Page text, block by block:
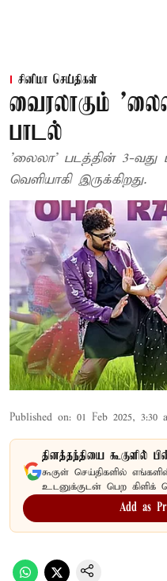
சினிமா செய்திகள்
வைரலாகும்
பாடல்
'லைலா' படத்தின் 3-
வெளியாகி இருக்கிறது.
Published on: 01 Feb 2025, 3:30
தினத்தந்தியை கூகுளில்
கூகுள் செய்திகளில்
உடனுக்குடன் பெற கிளிக்
Add as